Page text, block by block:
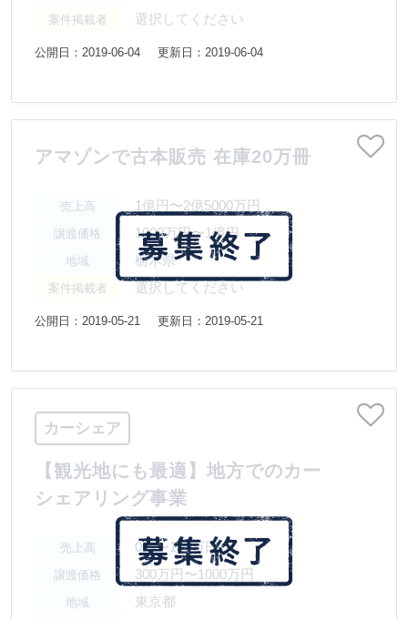
案件掲載者 選択してください
公開日：2019-06-04 更新日：2019-06-04
アマゾンで古本販売 在庫20万冊
売上高 1億円〜2億5000万円
譲渡価格 1000万円〜1億円
地域 栃木県
案件掲載者 選択してください
公開日：2019-05-21 更新日：2019-05-21
カーシェア
【観光地にも最適】地方でのカー
シェアリング事業
売上高 0円〜100万円
譲渡価格 300万円〜1000万円
地域 東京都